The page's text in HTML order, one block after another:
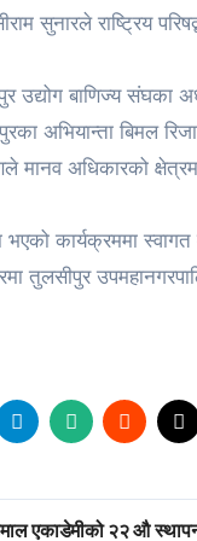
राष्ट्रिय
बाणिज्य संघका
अभियान्ता बिमल
अधिकारको
कार्यक्रममा
तुलसीपुर
एकाडेमीको २२ औ